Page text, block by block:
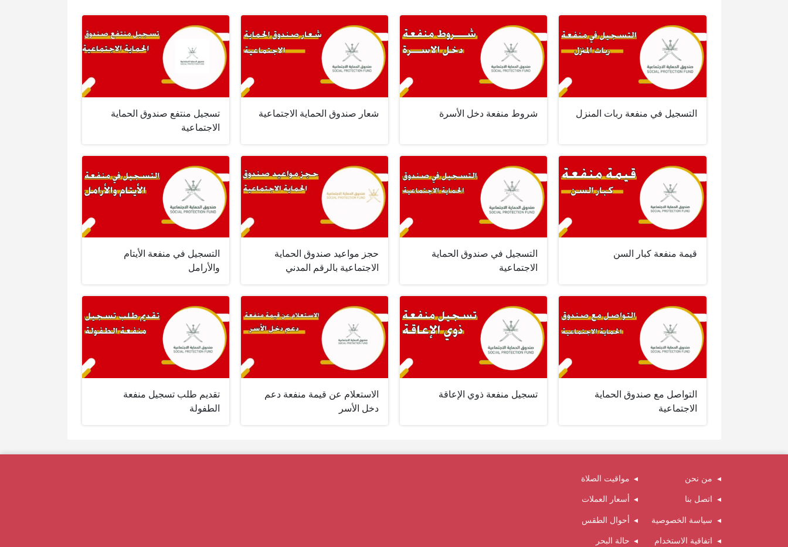
التسجيل في منفعة ربات المنزل شروط منفعة دخل الأسرة شعار صندوق الحماية الاجتماعية
تسجيل منتفع صندوق الحماية
الاجتماعية
قيمة منفعة كبار السن
التسجيل في صندوق الحماية
الاجتماعية
حجز مواعيد صندوق الحماية
الاجتماعية بالرقم المدني
التسجيل في منفعة الأيتام
والأرامل
التواصل مع صندوق الحماية
الاجتماعية
تسجيل منفعة ذوي الإعاقة
الاستعلام عن قيمة منفعة دعم
دخل الأسر
تقديم طلب تسجيل منفعة
الطفولة
من نحن
اتصل بنا
سياسة الخصوصية
اتفاقية الاستخدام
مواقيت الصلاة
أسعار العملات
أحوال الطقس
حالة البحر